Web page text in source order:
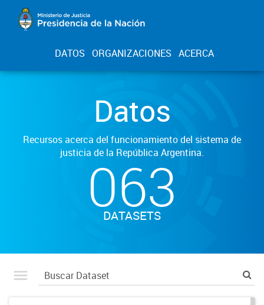
DATOS ORGANIZACIONES ACERCA
Datos
Recursos acerca del funcionamiento del sistema de
justicia de la República Argentina.
063
DATASETS